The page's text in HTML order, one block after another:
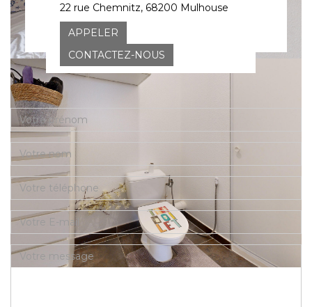
22 rue Chemnitz, 68200 Mulhouse
APPELER
CONTACTEZ-NOUS